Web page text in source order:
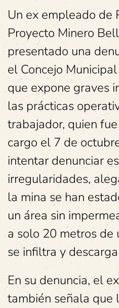
Un ex empleado de
Proyecto Minero
presentado una
el Concejo
que expone graves
las prácticas
trabajador, quien
cargo el 7 de
intentar denunciar
irregularidades,
la mina se han
un área sin
a solo 20 metros de
se infiltra y
En su denuncia, el
también señala que